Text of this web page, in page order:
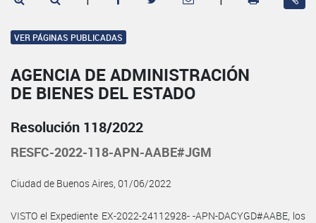
VER PÁGINAS PUBLICADAS
AGENCIA DE ADMINISTRACIÓN
DE BIENES DEL ESTADO
Resolución 118/2022
RESFC-2022-118-APN-AABE#JGM
Ciudad de Buenos Aires, 01/06/2022
VISTO el Expediente EX-2022-24112928- -APN-DACYGD#AABE, los